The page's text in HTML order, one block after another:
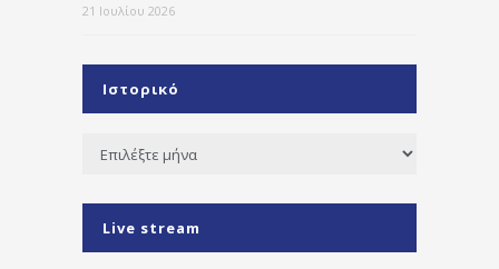
21 Ιουλίου 2026
Ιστορικό
Ιστορικό
Live stream